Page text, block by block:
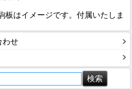
板はイメージです。付属いたしま
わせ